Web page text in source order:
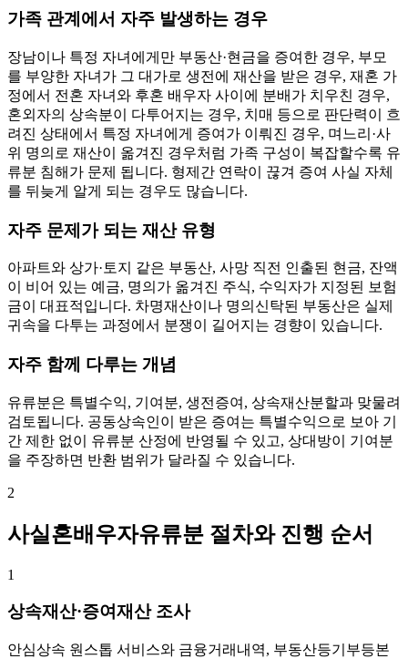
가족 관계에서 자주 발생하는 경우
장남이나 특정 자녀에게만 부동산·현금을 증여한 경우, 부모
를 부양한 자녀가 그 대가로 생전에 재산을 받은 경우, 재혼 가
정에서 전혼 자녀와 후혼 배우자 사이에 분배가 치우친 경우,
혼외자의 상속분이 다투어지는 경우, 치매 등으로 판단력이 흐
려진 상태에서 특정 자녀에게 증여가 이뤄진 경우, 며느리·사
위 명의로 재산이 옮겨진 경우처럼 가족 구성이 복잡할수록 유
류분 침해가 문제 됩니다. 형제간 연락이 끊겨 증여 사실 자체
를 뒤늦게 알게 되는 경우도 많습니다.
자주 문제가 되는 재산 유형
아파트와 상가·토지 같은 부동산, 사망 직전 인출된 현금, 잔액
이 비어 있는 예금, 명의가 옮겨진 주식, 수익자가 지정된 보험
금이 대표적입니다. 차명재산이나 명의신탁된 부동산은 실제
귀속을 다투는 과정에서 분쟁이 길어지는 경향이 있습니다.
자주 함께 다루는 개념
유류분은 특별수익, 기여분, 생전증여, 상속재산분할과 맞물려
검토됩니다. 공동상속인이 받은 증여는 특별수익으로 보아 기
간 제한 없이 유류분 산정에 반영될 수 있고, 상대방이 기여분
을 주장하면 반환 범위가 달라질 수 있습니다.
2
사실혼배우자유류분 절차와 진행 순서
1
상속재산·증여재산 조사
안심상속 원스톱 서비스와 금융거래내역, 부동산등기부등본